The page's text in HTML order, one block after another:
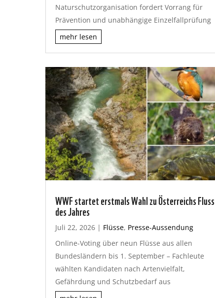
Naturschutzorganisation fordert Vorrang für
Prävention und unabhängige Einzelfallprüfung
mehr lesen
WWF startet erstmals Wahl zu Österreichs Fluss
des Jahres
Juli 22, 2026 | Flüsse, Presse-Aussendung
Online-Voting über neun Flüsse aus allen
Bundesländern bis 1. September – Fachleute
wählten Kandidaten nach Artenvielfalt,
Gefährdung und Schutzbedarf aus